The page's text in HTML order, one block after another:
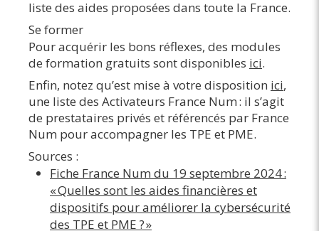
liste des aides proposées dans toute la France.
Se former
Pour acquérir les bons réflexes, des modules
de formation gratuits sont disponibles ici.
Enfin, notez qu’est mise à votre disposition ici,
une liste des Activateurs France Num : il s’agit
de prestataires privés et référencés par France
Num pour accompagner les TPE et PME.
Sources :
Fiche France Num du 19 septembre 2024 :
« Quelles sont les aides financières et
dispositifs pour améliorer la cybersécurité
des TPE et PME ? »